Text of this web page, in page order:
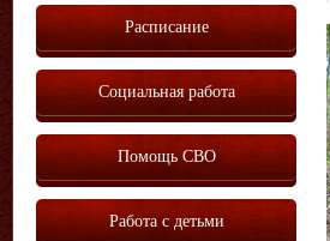
Расписание
Социальная работа
Помощь СВО
Работа с детьми